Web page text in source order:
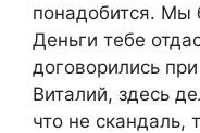
понадобится.
Деньги тебе
договорились
Виталий, здесь
что не